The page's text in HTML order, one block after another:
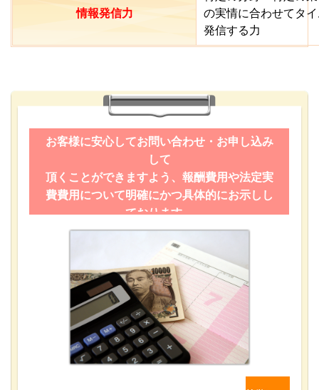
情報発信力
の実情に合わせてタ
発信する力
お客様に安心してお問い合わせ・お申し込み
して
頂くことができますよう、報酬費用や法定実
費費用について明確にかつ具体的にお示しし
ております。
お客様の現在の状況やニーズに応じたサービ
スを
提供致します。